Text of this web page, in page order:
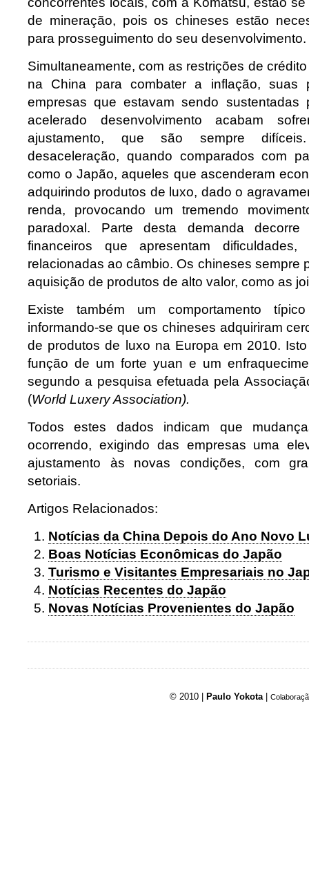
de mineração, pois os chineses estão
para prosseguimento do seu desenvolvimento.
Simultaneamente, com as restrições de
na China para combater a inflação, suas
empresas que estavam sendo sustentadas
acelerado desenvolvimento acabam
ajustamento, que são sempre
desaceleração, quando comparados com
como o Japão, aqueles que ascenderam
adquirindo produtos de luxo, dado o
renda, provocando um tremendo
paradoxal. Parte desta demanda
financeiros que apresentam
relacionadas ao câmbio. Os chineses sempre
aquisição de produtos de alto valor, como as
Existe também um comportamento
informando-se que os chineses adquiriram
de produtos de luxo na Europa em 2010.
função de um forte yuan e um
segundo a pesquisa efetuada pela
(World Luxery Association).
Todos estes dados indicam que
ocorrendo, exigindo das empresas uma
ajustamento às novas condições, com
setoriais.
Artigos Relacionados:
Notícias da China Depois do Ano Novo
Boas Notícias Econômicas do Japão
Turismo e Visitantes Empresariais no
Notícias Recentes do Japão
Novas Notícias Provenientes do Japão
© 2010 | Paulo Yokota |